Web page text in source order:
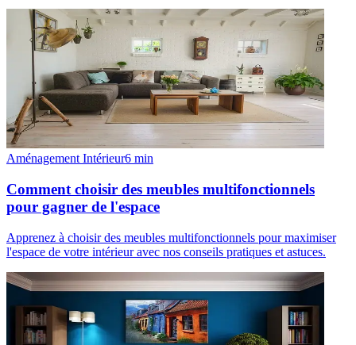
Aménagement Intérieur6 min
Comment choisir des meubles multifonctionnels
pour gagner de l'espace
Apprenez à choisir des meubles multifonctionnels pour maximiser
l'espace de votre intérieur avec nos conseils pratiques et astuces.